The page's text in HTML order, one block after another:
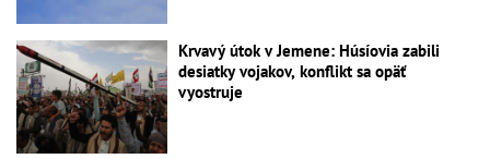
Krvavý útok v Jemene: Húsíovia zabili
desiatky vojakov, konflikt sa opäť
vyostruje